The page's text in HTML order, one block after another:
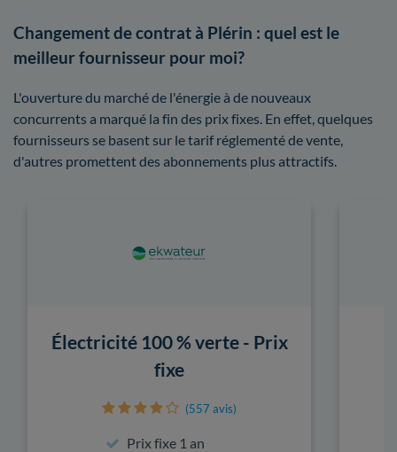
Changement de contrat à Plérin : quel est le
meilleur fournisseur pour moi?
L'ouverture du marché de l'énergie à de nouveaux
concurrents a marqué la fin des prix fixes. En effet, quelques
fournisseurs se basent sur le tarif réglementé de vente,
d'autres promettent des abonnements plus attractifs.
Électricité 100 % verte - Prix
fixe
(557 avis)
Prix fixe 1 an